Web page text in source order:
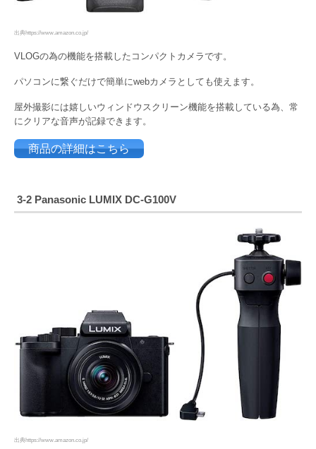
出典https://www.amazon.co.jp/
VLOGの為の機能を搭載したコンパクトカメラです。
パソコンに繋ぐだけで簡単にwebカメラとしても使えます。
屋外撮影には嬉しいウィンドウスクリーン機能を搭載している為、常
にクリアな音声が記録できます。
商品の詳細はこちら
3-2 Panasonic LUMIX DC-G100V
出典https://www.amazon.co.jp/